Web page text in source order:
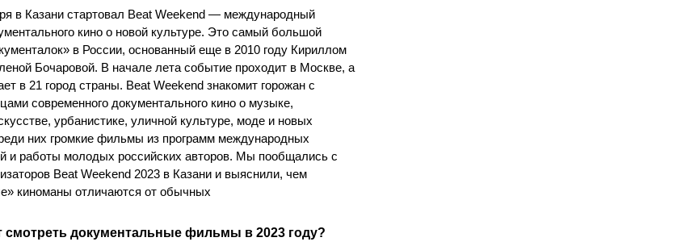
в Казани стартовал Beat Weekend — международный
кино о новой культуре. Это самый большой
в России, основанный еще в 2010 году Кириллом
Бочаровой. В начале лета событие проходит в Москве, а
в 21 город страны. Beat Weekend знакомит горожан с
современного документального кино о музыке,
урбанистике, уличной культуре, моде и новых
них громкие фильмы из программ международных
и работы молодых российских авторов. Мы пообщались с
Beat Weekend 2023 в Казани и выяснили, чем
киноманы отличаются от обычных
смотреть документальные фильмы в 2023 году?